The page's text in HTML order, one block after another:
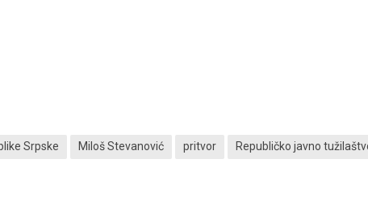
Srpske Miloš Stevanović pritvor Republičko javno